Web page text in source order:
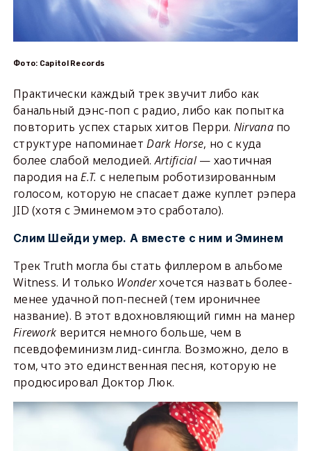
Фото: Capitol Records
Практически каждый трек звучит либо как
банальный дэнс-поп с радио, либо как попытка
повторить успех старых хитов Перри. Nirvanaпо
структуре напоминаетDark Horse, но с куда
более слабой мелодией.Artificial— хаотичная
пародия наE.T. с нелепым роботизированным
голосом, которую не спасает даже куплет рэпера
JID (хотя с Эминемом это сработало).
Слим Шейди умер. А вместе с ним и Эминем
Трек Truth могла бы стать филлером в альбоме
Witness. И только Wonderхочется назвать более-
менее удачной поп-песней (тем ироничнее
название). В этот вдохновляющий гимн на манер
Firework верится немного больше, чем в
псевдофеминизм лид-сингла. Возможно, дело в
том, что это единственная песня, которую не
продюсировал Доктор Люк.